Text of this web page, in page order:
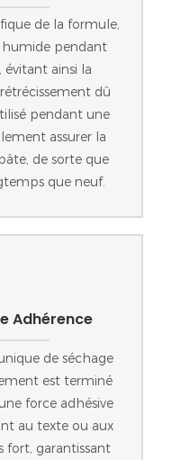
de la formule,
pendant
ainsi la
dû
pendant une
assurer la
de sorte que
que neuf.
Adhérence
de séchage
est terminé
force adhésive
au texte ou aux
fort, garantissant